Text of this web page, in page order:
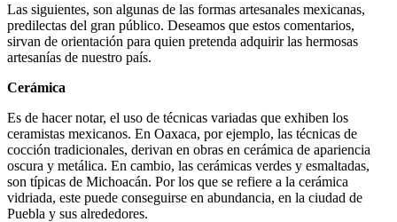
Las siguientes, son algunas de las formas artesanales mexicanas,
predilectas del gran público. Deseamos que estos comentarios,
sirvan de orientación para quien pretenda adquirir las hermosas
artesanías de nuestro país.
Cerámica
Es de hacer notar, el uso de técnicas variadas que exhiben los
ceramistas mexicanos. En Oaxaca, por ejemplo, las técnicas de
cocción tradicionales, derivan en obras en cerámica de apariencia
oscura y metálica. En cambio, las cerámicas verdes y esmaltadas,
son típicas de Michoacán. Por los que se refiere a la cerámica
vidriada, este puede conseguirse en abundancia, en la ciudad de
Puebla y sus alrededores.